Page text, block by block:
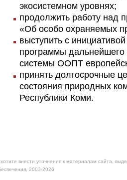
экосистемном уровнях;
продолжить работу над
«Об особо охраняемых
выступить с
программы дальнейшего
системы ООПТ
принять долгосрочные
состояния природных
Республики Коми.
внести уточнения к материалам сайта,
2003-2026